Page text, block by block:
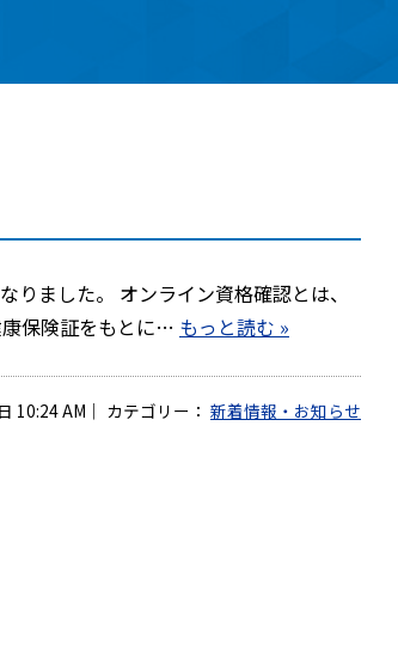
ました。 オンライン資格確認とは、
保険証をもとに… もっと読む »
10:24 AM ｜ カテゴリー： 新着情報・お知らせ